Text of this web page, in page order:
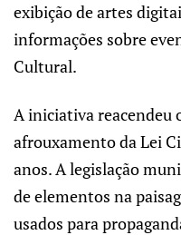
exibição de artes
informações sobre
Cultural.
A iniciativa reacendeu
afrouxamento da Lei
anos. A legislação
de elementos na
usados para